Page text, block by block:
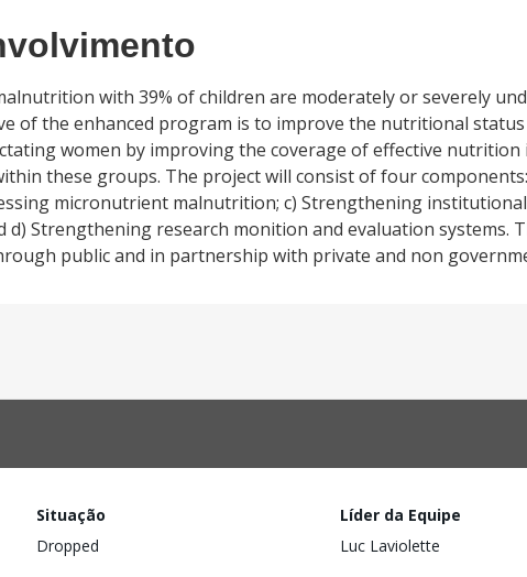
with 39% of children are moderately or severely
of the enhanced program is to improve the nutritional
women by improving the coverage of effective
these groups. The project will consist of four
micronutrient malnutrition; c) Strengthening
Strengthening research monition and evaluation systems.
public and in partnership with private and non
Situação
Dropped
Líder da Equipe
Luc Laviolette